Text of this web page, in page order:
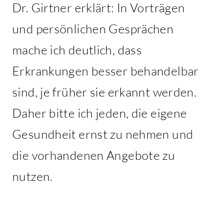
Dr. Girtner erklärt: In Vorträgen
und persönlichen Gesprächen
mache ich deutlich, dass
Erkrankungen besser behandelbar
sind, je früher sie erkannt werden.
Daher bitte ich jeden, die eigene
Gesundheit ernst zu nehmen und
die vorhandenen Angebote zu
nutzen.